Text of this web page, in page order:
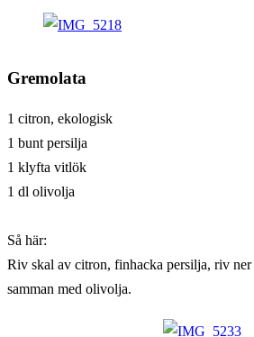
Gremolata
1 citron, ekologisk
1 bunt persilja
1 klyfta vitlök
1 dl olivolja
Så här:
Riv skal av citron, finhacka persilja, riv
samman med olivolja.